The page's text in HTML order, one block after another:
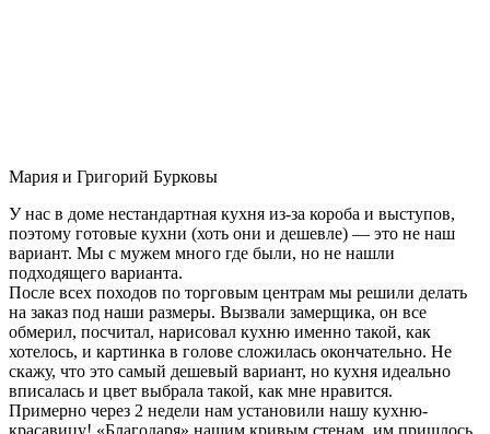
Мария и Григорий Бурковы
У нас в доме нестандартная кухня из-за короба и выступов,
поэтому готовые кухни (хоть они и дешевле) — это не наш
вариант. Мы с мужем много где были, но не нашли
подходящего варианта.
После всех походов по торговым центрам мы решили делать
на заказ под наши размеры. Вызвали замерщика, он все
обмерил, посчитал, нарисовал кухню именно такой, как
хотелось, и картинка в голове сложилась окончательно. Не
скажу, что это самый дешевый вариант, но кухня идеально
вписалась и цвет выбрала такой, как мне нравится.
Примерно через 2 недели нам установили нашу кухню-
красавицу! «Благодаря» нашим кривым стенам, им пришлось